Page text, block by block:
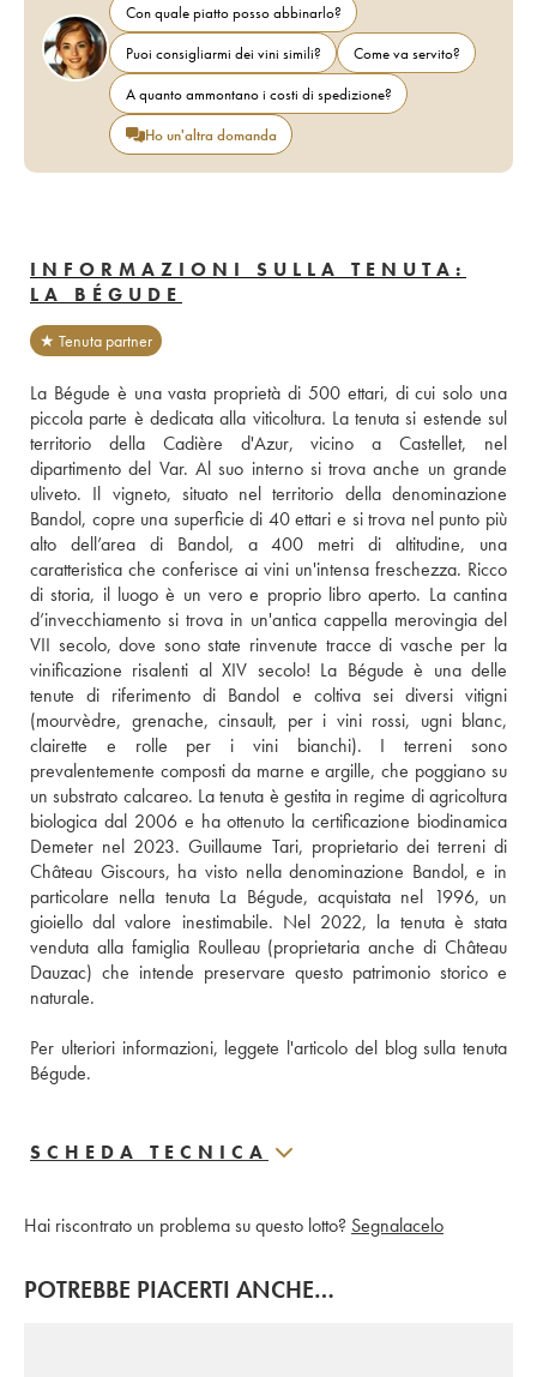
Con quale piatto posso abbinarlo?
Puoi consigliarmi dei vini simili?
Come va servito?
A quanto ammontano i costi di spedizione?
Ho un'altra domanda
INFORMAZIONI SULLA TENUTA:
LA BÉGUDE
★ Tenuta partner
La Bégude è una vasta proprietà di 500 ettari, di cui solo una
piccola parte è dedicata alla viticoltura. La tenuta si estende sul
territorio della Cadière d'Azur, vicino a Castellet, nel
dipartimento del Var. Al suo interno si trova anche un grande
uliveto. Il vigneto, situato nel territorio della denominazione
Bandol, copre una superficie di 40 ettari e si trova nel punto più
alto dell’area di Bandol, a 400 metri di altitudine, una
caratteristica che conferisce ai vini un'intensa freschezza. Ricco
di storia, il luogo è un vero e proprio libro aperto. La cantina
d’invecchiamento si trova in un'antica cappella merovingia del
VII secolo, dove sono state rinvenute tracce di vasche per la
vinificazione risalenti al XIV secolo! La Bégude è una delle
tenute di riferimento di Bandol e coltiva sei diversi vitigni
(mourvèdre, grenache, cinsault, per i vini rossi, ugni blanc,
clairette e rolle per i vini bianchi). I terreni sono
prevalentemente composti da marne e argille, che poggiano su
un substrato calcareo. La tenuta è gestita in regime di agricoltura
biologica dal 2006 e ha ottenuto la certificazione biodinamica
Demeter nel 2023. Guillaume Tari, proprietario dei terreni di
Château Giscours, ha visto nella denominazione Bandol, e in
particolare nella tenuta La Bégude, acquistata nel 1996, un
gioiello dal valore inestimabile. Nel 2022, la tenuta è stata
venduta alla famiglia Roulleau (proprietaria anche di Château
Dauzac) che intende preservare questo patrimonio storico e
naturale.
Per ulteriori informazioni, leggete l'articolo del blog sulla tenuta
Bégude.
SCHEDA TECNICA
Hai riscontrato un problema su questo lotto? Segnalacelo
POTREBBE PIACERTI ANCHE…